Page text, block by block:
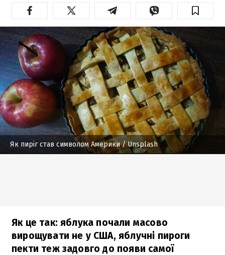
Як пиріг став символом Америки/ Unsplash
Як це так: яблука почали масово
вирощувати не у США, яблучні пироги
пекти теж задовго до появи самої